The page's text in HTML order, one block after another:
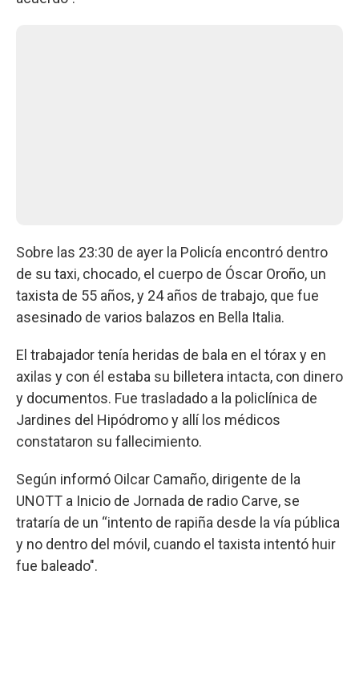
Sobre las 23:30 de ayer la Policía encontró dentro
de su taxi, chocado, el cuerpo de Óscar Oroño, un
taxista de 55 años, y 24 años de trabajo, que fue
asesinado de varios balazos en Bella Italia.
El trabajador tenía heridas de bala en el tórax y en
axilas y con él estaba su billetera intacta, con dinero
y documentos. Fue trasladado a la policlínica de
Jardines del Hipódromo y allí los médicos
constataron su fallecimiento.
Según informó Oilcar Camaño, dirigente de la
UNOTT a Inicio de Jornada de radio Carve, se
trataría de un “intento de rapiña desde la vía pública
y no dentro del móvil, cuando el taxista intentó huir
fue baleado".